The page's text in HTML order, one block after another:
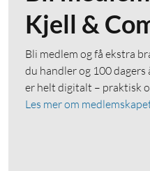
Kjell &
Bli medlem og få ekstra
du handler og 100
er helt digitalt – praktisk
Les mer om